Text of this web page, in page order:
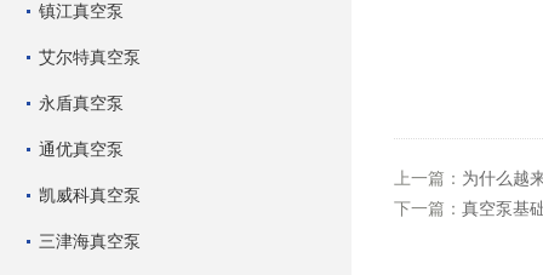
镇江真空泵
艾尔特真空泵
永盾真空泵
通优真空泵
凯威科真空泵
三津海真空泵
上一篇： 为什么越
下一篇： 真空泵基